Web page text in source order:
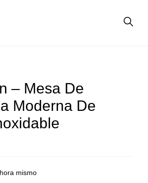
– Mesa De
Moderna De
mismo